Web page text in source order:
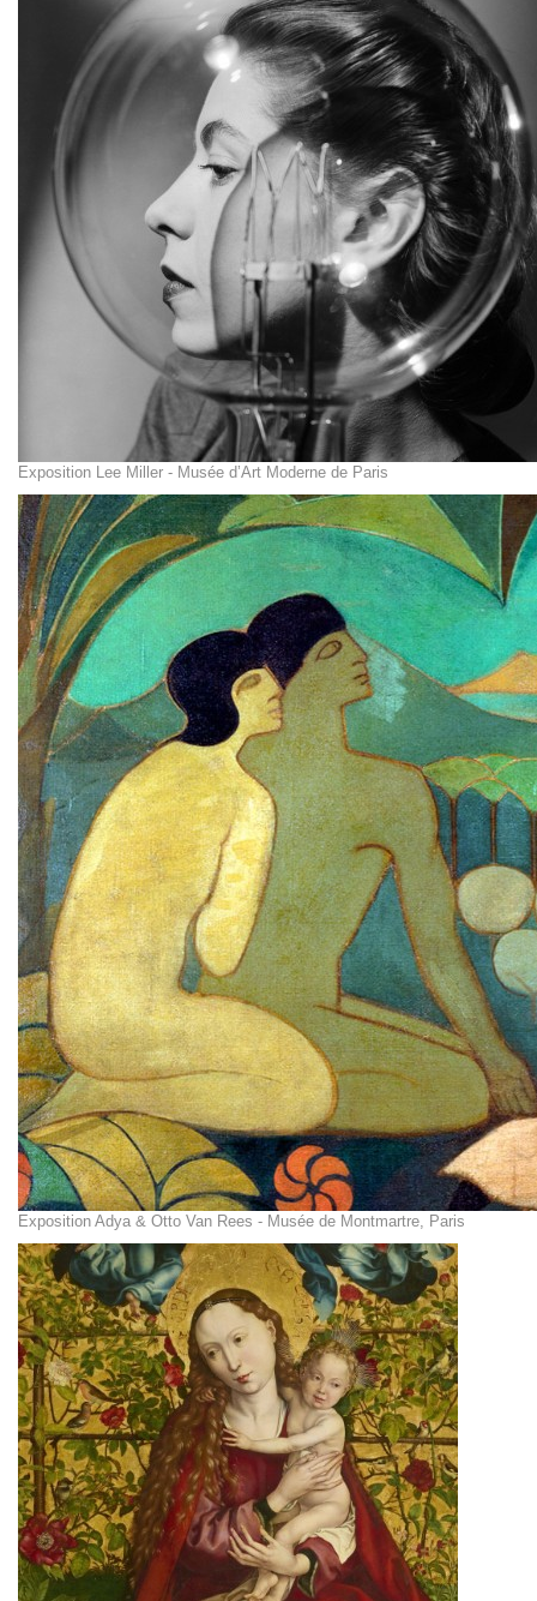
Exposition Lee Miller - Musée d’Art Moderne de Paris
Exposition Adya & Otto Van Rees - Musée de Montmartre, Paris